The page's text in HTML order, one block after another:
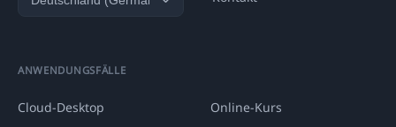
ANWENDUNGSFÄLLE
Cloud-Desktop
Online-Kurs